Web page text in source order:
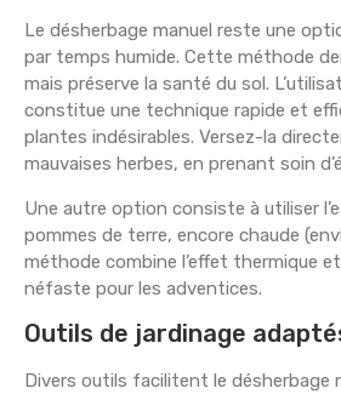
Le désherbage manuel reste une
par temps humide. Cette méthode
mais préserve la santé du sol.
constitue une technique rapide et
plantes indésirables. Versez-la
mauvaises herbes, en prenant soin
Une autre option consiste à utiliser
pommes de terre, encore chaude
méthode combine l’effet thermique et
néfaste pour les adventices.
Outils de jardinage
Divers outils facilitent le désherbage